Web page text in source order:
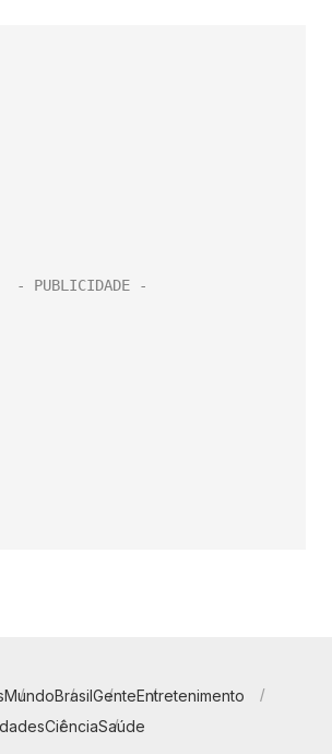
MundoBrasilGenteEntretenimento
CiênciaSaúde